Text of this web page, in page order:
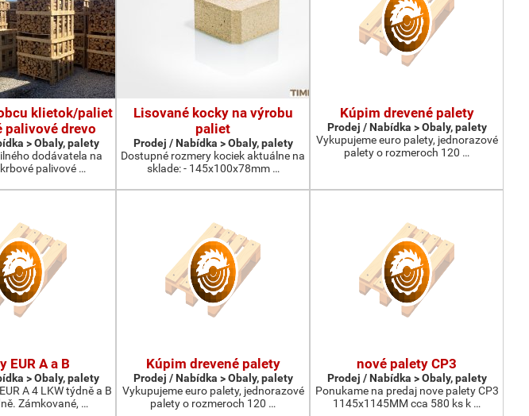
klietok/paliet
palivové drevo
> Obaly, palety
dodávatela na
palivové …
Lisované kocky na výrobu
paliet
Prodej / Nabídka > Obaly, palety
Dostupné rozmery kociek aktuálne na
sklade: - 145x100x78mm …
Kúpim drevené palety
Prodej / Nabídka > Obaly, palety
Vykupujeme euro palety, jednorazové
palety o rozmeroch 120 …
EUR A a B
> Obaly, palety
A 4 LKW týdně a B
Zámkované, …
Kúpim drevené palety
Prodej / Nabídka > Obaly, palety
Vykupujeme euro palety, jednorazové
palety o rozmeroch 120 …
nové palety CP3
Prodej / Nabídka > Obaly, palety
Ponukame na predaj nove palety CP3
1145x1145MM cca 580 ks k …